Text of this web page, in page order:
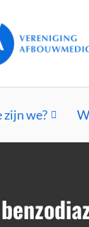
zijn we?